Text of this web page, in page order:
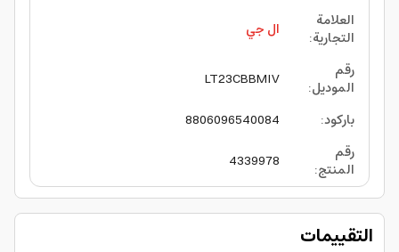
العلامة
التجارية:
ال جي
رقم
الموديل:
LT23CBBMIV
باركود:
8806096540084
رقم
المنتج:
4339978
التقييمات